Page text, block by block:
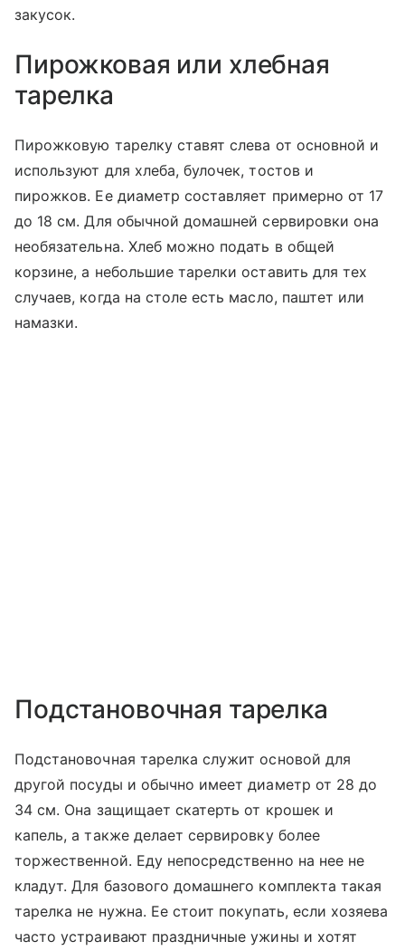
закусок.
Пирожковая или хлебная
тарелка
Пирожковую тарелку ставят слева от основной и
используют для хлеба, булочек, тостов и
пирожков. Ее диаметр составляет примерно от 17
до 18 см. Для обычной домашней сервировки она
необязательна. Хлеб можно подать в общей
корзине, а небольшие тарелки оставить для тех
случаев, когда на столе есть масло, паштет или
намазки.
Подстановочная тарелка
Подстановочная тарелка служит основой для
другой посуды и обычно имеет диаметр от 28 до
34 см. Она защищает скатерть от крошек и
капель, а также делает сервировку более
торжественной. Еду непосредственно на нее не
кладут. Для базового домашнего комплекта такая
тарелка не нужна. Ее стоит покупать, если хозяева
часто устраивают праздничные ужины и хотят